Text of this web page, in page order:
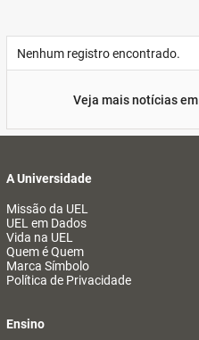
Nenhum registro encontrado.
Veja mais notícias em
A Universidade
Missão da UEL
UEL em Dados
Vida na UEL
Quem é Quem
Marca Símbolo
Política de Privacidade
Ensino